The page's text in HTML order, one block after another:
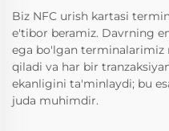
Biz NFC urish kartasi
e'tibor beramiz. Davrning
ega bo'lgan
qiladi va har bir
ekanligini ta'minlaydi; bu
juda muhimdir.